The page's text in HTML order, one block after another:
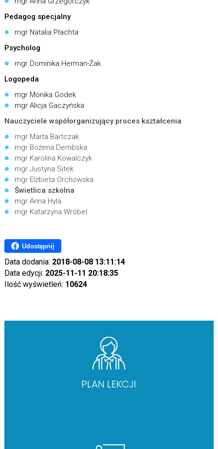
Pedagog specjalny
mgr Natalia Płachta
Psycholog
mgr Dominika Herman-Żak
Logopeda
mgr Monika Godek
mgr Alicja Gaczyńska
Nauczyciele współorganizujący proces kształcenia
mgr Marta Bartczak
mgr Bożena Dembska
mgr Karolina Kowalczyk
mgr Justyna Sitek
mgr Elżbieta Orchowska
Świetlica szkolna
mgr Anna Hyla
mgr Katarzyna Wróbel
Udostępnij
Data dodania: 2018-08-08 13:11:14
Data edycji: 2025-11-11 20:18:35
Ilość wyświetleń: 10624
PLAN LEKCJI